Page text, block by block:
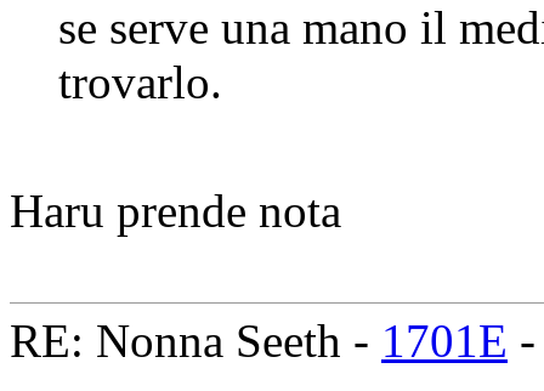
se serve una mano il
trovarlo.
Haru prende nota
RE: Nonna Seeth - 1701E